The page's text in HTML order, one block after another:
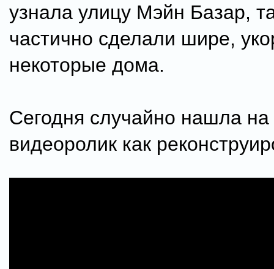
узнала улицу Мэйн Базар,
частично сделали шире,
некоторые дома.
Сегодня случайно нашла
видеоролик как